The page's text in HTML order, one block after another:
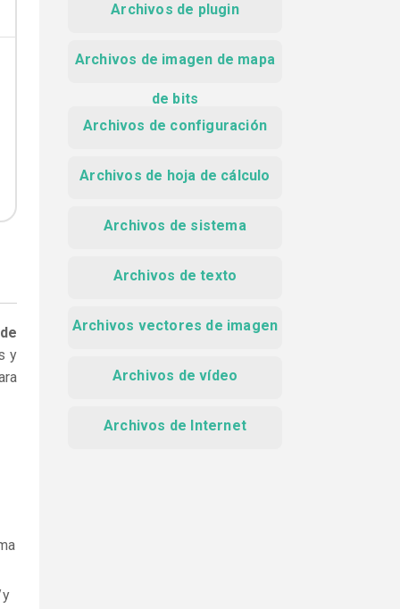
y
y
Archivos de plugin
Archivos de imagen de mapa
de bits
Archivos de configuración
Archivos de hoja de cálculo
Archivos de sistema
Archivos de texto
Archivos vectores de imagen
Archivos de vídeo
Archivos de Internet